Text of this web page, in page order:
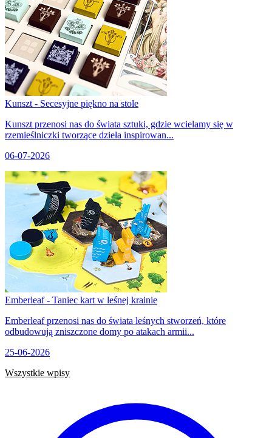
Kunszt - Secesyjne piękno na stole
Kunszt przenosi nas do świata sztuki, gdzie wcielamy się w
rzemieślniczki tworzące dzieła inspirowan...
06-07-2026
Emberleaf - Taniec kart w leśnej krainie
Emberleaf przenosi nas do świata leśnych stworzeń, które
odbudowują zniszczone domy po atakach armii...
25-06-2026
Wszystkie wpisy